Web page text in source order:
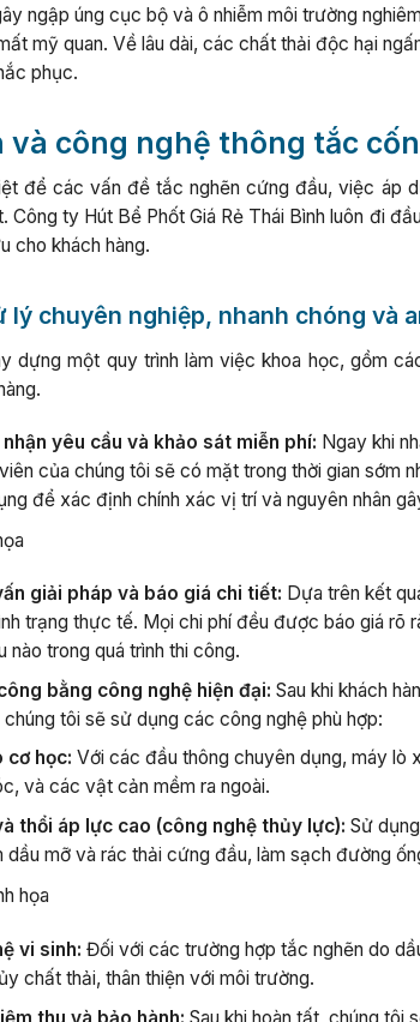
ngập úng cục bộ và ô nhiễm môi trường
mỹ quan. Về lâu dài, các chất thải độc hại
phục.
và công nghệ thông tắc
để các vấn đề tắc nghẽn cứng đầu, việc áp
Công ty Hút Bể Phốt Giá Rẻ Thái Bình luôn đi
cho khách hàng.
lý chuyên nghiệp, nhanh chóng và
dựng một quy trình làm việc khoa học, gồm
nhận yêu cầu và khảo sát miễn phí: Ngay khi
của chúng tôi sẽ có mặt trong thời gian sớm
để xác định chính xác vị trí và nguyên nhân
giải pháp và báo giá chi tiết: Dựa trên kết
trạng thực tế. Mọi chi phí đều được báo giá rõ
nào trong quá trình thi công.
bằng công nghệ hiện đại: Sau khi khách
chúng tôi sẽ sử dụng các công nghệ phù hợp:
cơ học: Với các đầu thông chuyên dụng, máy lò
và các vật cản mềm ra ngoài.
thổi áp lực cao (công nghệ thủy lực): Sử
dầu mỡ và rác thải cứng đầu, làm sạch đường
vi sinh: Đối với các trường hợp tắc nghẽn do
chất thải, thân thiện với môi trường.